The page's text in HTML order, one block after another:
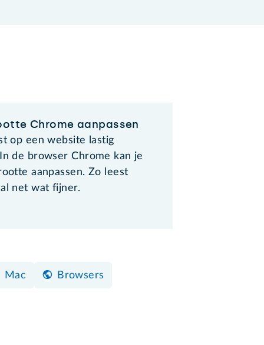
Chrome aanpassen
op een website lastig
de browser Chrome kan je
aanpassen. Zo leest
net wat fijner.
Mac Browsers